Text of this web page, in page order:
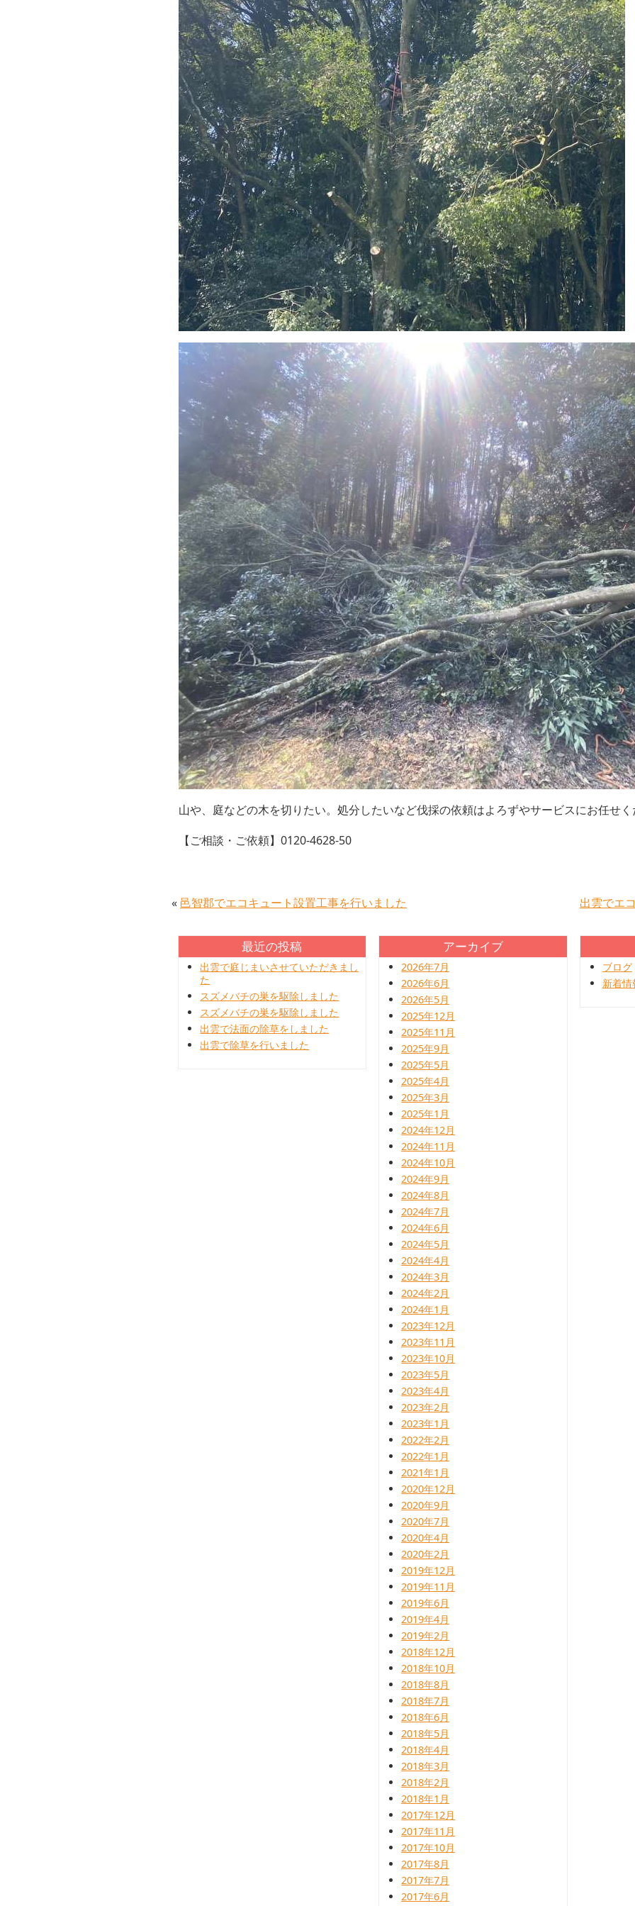
山や、庭などの木を切りたい。処分したいなど伐採の依頼はよろずやサービスにお任せ
【ご相談・ご依頼】 0120-4628-50
« 邑智郡でエコキュート設置工事を行いました 出雲でエ
最近の投稿
出雲で庭じまいさせていただきまし
た
スズメバチの巣を駆除しました
スズメバチの巣を駆除しました
出雲で法面の除草をしました
出雲で除草を行いました
アーカイブ
2026年7月
2026年6月
2026年5月
2025年12月
2025年11月
2025年9月
2025年5月
2025年4月
2025年3月
2025年1月
2024年12月
2024年11月
2024年10月
2024年9月
2024年8月
2024年7月
2024年6月
2024年5月
2024年4月
2024年3月
2024年2月
2024年1月
2023年12月
2023年11月
2023年10月
2023年5月
2023年4月
2023年2月
2023年1月
2022年2月
2022年1月
2021年1月
2020年12月
2020年9月
2020年7月
2020年4月
2020年2月
2019年12月
2019年11月
2019年6月
2019年4月
2019年2月
2018年12月
2018年10月
2018年8月
2018年7月
2018年6月
2018年5月
2018年4月
2018年3月
2018年2月
2018年1月
2017年12月
2017年11月
2017年10月
2017年8月
2017年7月
2017年6月
ブログ
新着情